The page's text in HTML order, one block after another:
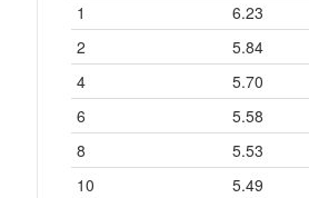
1 6.23
2 5.84
4 5.70
6 5.58
8 5.53
10 5.49